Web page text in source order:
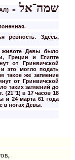
= שמה־אל
ревность. Здесь,
животе Девы было
Греции и Египте
от Гринвичской
и это могло подать
же затмение
от Гринвичской
таких затмений до
(21"1) в 17 часов 18
и 24 марта 61 года
в ногах Девы.